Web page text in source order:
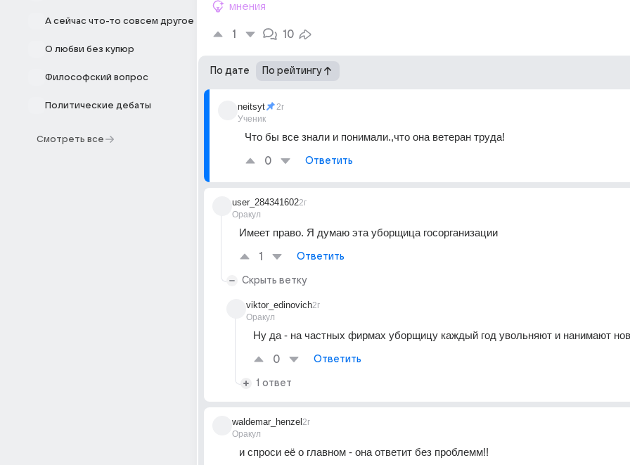
А сейчас что-то совсем другое
О любви без купюр
Философский вопрос
Политические дебаты
Смотреть все
мнения
1 10
По дате По рейтингу
neitsyt
Ученик
2г
Что бы все знали и понимали.,что она ветеран труда!
0 Ответить
user_284341602
Оракул
2г
Имеет право. Я думаю эта уборщица госорганизации
1 Ответить
Скрыть ветку
viktor_edinovich
Оракул
2г
Ну да - на частных фирмах уборщицу каждый год увольняют и нанимают
0 Ответить
1 ответ
waldemar_henzel
Оракул
2г
и спроси её о главном - она ответит без проблемм!!